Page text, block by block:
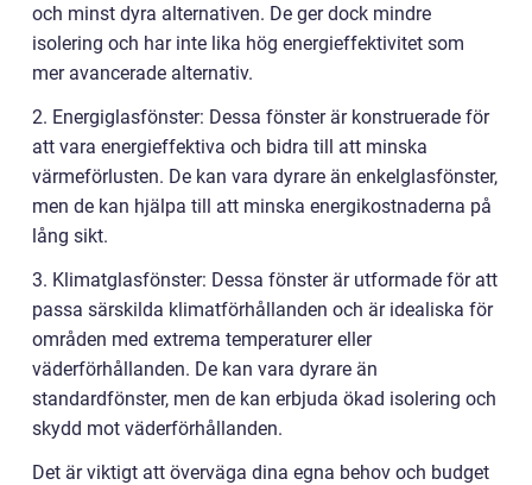
och minst dyra alternativen. De ger dock mindre
isolering och har inte lika hög energieffektivitet som
mer avancerade alternativ.
2. Energiglasfönster: Dessa fönster är konstruerade för
att vara energieffektiva och bidra till att minska
värmeförlusten. De kan vara dyrare än enkelglasfönster,
men de kan hjälpa till att minska energikostnaderna på
lång sikt.
3. Klimatglasfönster: Dessa fönster är utformade för att
passa särskilda klimatförhållanden och är idealiska för
områden med extrema temperaturer eller
väderförhållanden. De kan vara dyrare än
standardfönster, men de kan erbjuda ökad isolering och
skydd mot väderförhållanden.
Det är viktigt att överväga dina egna behov och budget